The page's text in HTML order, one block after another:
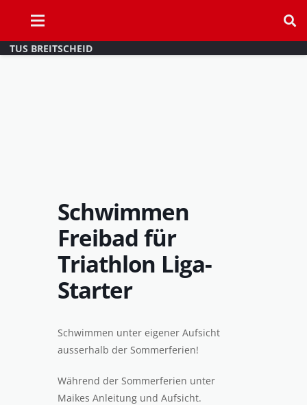
TUS BREITSCHEID
Schwimmen
Freibad für
Triathlon Liga-
Starter
Schwimmen unter eigener Aufsicht
ausserhalb der Sommerferien!
Während der Sommerferien unter
Maikes Anleitung und Aufsicht.